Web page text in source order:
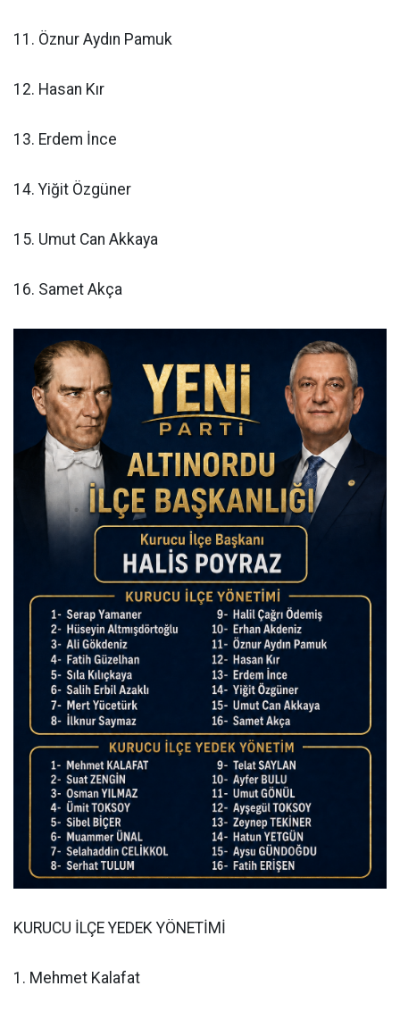
11. Öznur Aydın Pamuk
12. Hasan Kır
13. Erdem İnce
14. Yiğit Özgüner
15. Umut Can Akkaya
16. Samet Akça
KURUCU İLÇE YEDEK YÖNETİMİ
1. Mehmet Kalafat